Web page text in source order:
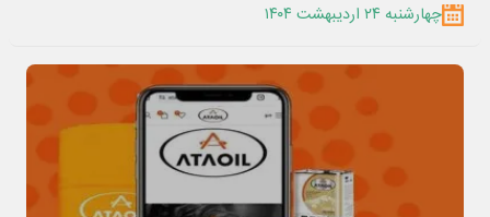
چهارشنبه ۲۴ اردیبهشت ۱۴۰۴